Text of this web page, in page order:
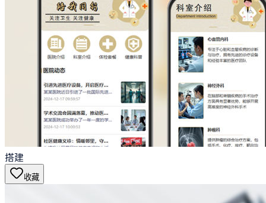
搭建
收藏